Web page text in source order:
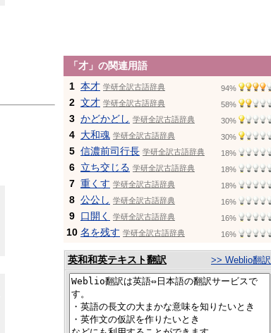
「才」の関連用語
1 本才 学研全訳古語辞典 94%
2 文才 学研全訳古語辞典 58%
3 かどかどし 学研全訳古語辞典 30%
4 大和魂 学研全訳古語辞典 30%
5 信濃前司行長 学研全訳古語辞典 18%
6 立ち交じる 学研全訳古語辞典 18%
7 重くす 学研全訳古語辞典 18%
8 公公し 学研全訳古語辞典 16%
9 口開く 学研全訳古語辞典 16%
10 名を残す 学研全訳古語辞典 16%
英和和英テキスト翻訳 >> Weblio翻訳